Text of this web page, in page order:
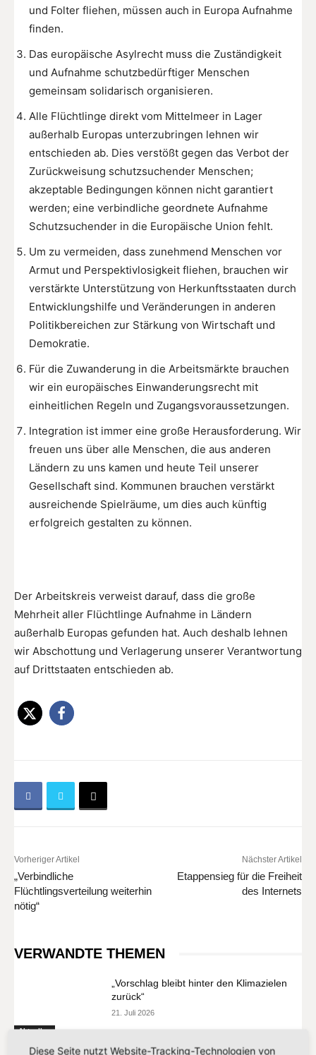
und Folter fliehen, müssen auch in Europa Aufnahme
finden.
Das europäische Asylrecht muss die Zuständigkeit
und Aufnahme schutzbedürftiger Menschen
gemeinsam solidarisch organisieren.
Alle Flüchtlinge direkt vom Mittelmeer in Lager
außerhalb Europas unterzubringen lehnen wir
entschieden ab. Dies verstößt gegen das Verbot der
Zurückweisung schutzsuchender Menschen;
akzeptable Bedingungen können nicht garantiert
werden; eine verbindliche geordnete Aufnahme
Schutzsuchender in die Europäische Union fehlt.
Um zu vermeiden, dass zunehmend Menschen vor
Armut und Perspektivlosigkeit fliehen, brauchen wir
verstärkte Unterstützung von Herkunftsstaaten durch
Entwicklungshilfe und Veränderungen in anderen
Politikbereichen zur Stärkung von Wirtschaft und
Demokratie.
Für die Zuwanderung in die Arbeitsmärkte brauchen
wir ein europäisches Einwanderungsrecht mit
einheitlichen Regeln und Zugangsvoraussetzungen.
Integration ist immer eine große Herausforderung. Wir
freuen uns über alle Menschen, die aus anderen
Ländern zu uns kamen und heute Teil unserer
Gesellschaft sind. Kommunen brauchen verstärkt
ausreichende Spielräume, um dies auch künftig
erfolgreich gestalten zu können.
Der Arbeitskreis verweist darauf, dass die große
Mehrheit aller Flüchtlinge Aufnahme in Ländern
außerhalb Europas gefunden hat. Auch deshalb lehnen
wir Abschottung und Verlagerung unserer Verantwortung
auf Drittstaaten entschieden ab.
Vorheriger Artikel
„Verbindliche
Flüchtlingsverteilung weiterhin
nötig“
Nächster Artikel
Etappensieg für die Freiheit
des Internets
VERWANDTE THEMEN
Aktuelles
„Vorschlag bleibt hinter den Klimazielen
zurück“
21. Juli 2026
Diese Seite nutzt Website-Tracking-Technologien von